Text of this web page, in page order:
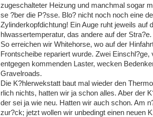
zugeschalteter Heizung und manchmal sogar
se ?ber die P?sse. Blo? nicht noch noch eine
Zylinderkopfdichtung! Ein Auge ruht jeweils auf
hlwassertemperatur, das andere auf der Stra?e.
So erreichen wir Whitehorse, wo auf der
Frontscheibe repariert wurde. Zwei
entgegen kommenden Laster, wecken
Gravelroads.
Die K?hlerwekstatt baut mal wieder den
rlich nichts, hatten wir ja schon alles. Aber der
der sei ja wie neu. Hatten wir auch schon. Am
zur?ck; jetzt wollen wir unbedingt einen neuen